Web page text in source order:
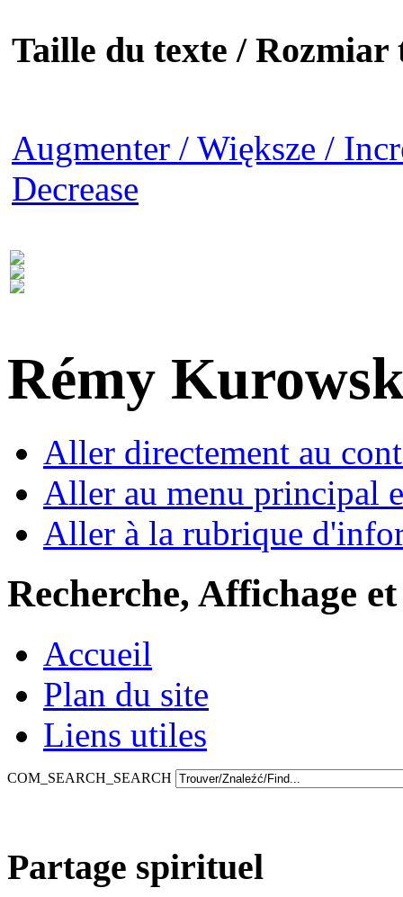
Taille du texte / Rozmiar
Augmenter / Większe /
Decrease
Rémy
Aller directement au
Aller au menu principal
Aller à la rubrique
Recherche, Affichage
Accueil
Plan du site
Liens utiles
COM_SEARCH_SEARCH
Partage spirituel